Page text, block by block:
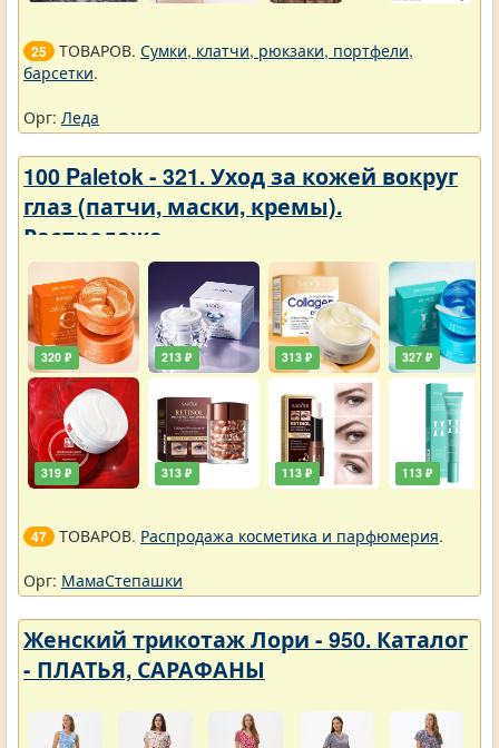
25 ТОВАРОВ. Сумки, клатчи, рюкзаки, портфели,
барсетки.
Орг: Леда
100 Paletok - 321. Уход за кожей вокруг
глаз (патчи, маски, кремы).
Распродажа
320 ₽
319 ₽
213 ₽
313 ₽
313 ₽
113 ₽
327 ₽
113 ₽
47 ТОВАРОВ. Распродажа косметика и парфюмерия.
Орг: МамаСтепашки
Женский трикотаж Лори - 950. Каталог
- ПЛАТЬЯ, САРАФАНЫ